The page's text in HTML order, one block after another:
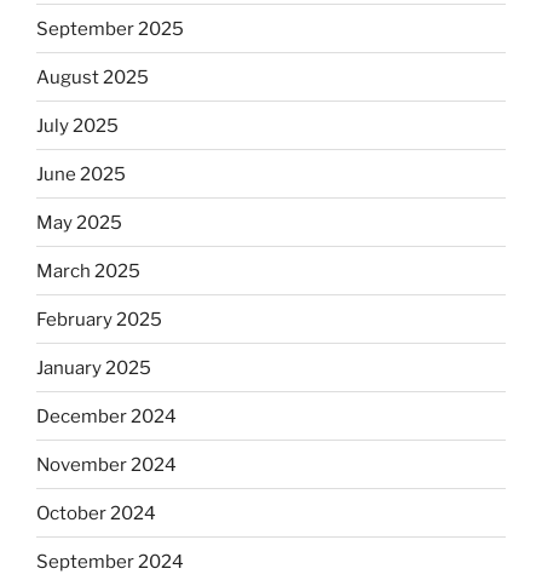
September 2025
August 2025
July 2025
June 2025
May 2025
March 2025
February 2025
January 2025
December 2024
November 2024
October 2024
September 2024